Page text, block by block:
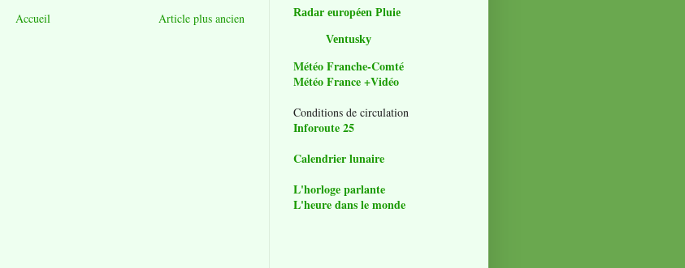
Article plus ancien
Accueil Radar européen Pluie
Ventusky
Météo Franche-Comté
Météo France +Vidéo
Conditions de circulation
Inforoute 25
Calendrier lunaire
L'horloge parlante
L'heure dans le monde